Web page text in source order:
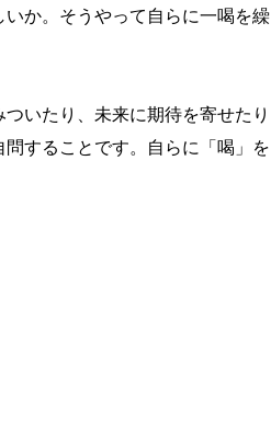
か。そうやって自らに一喝を繰
いたり、未来に期待を寄せたり
することです。自らに「喝」を